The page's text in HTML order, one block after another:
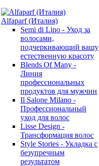
Alfaparf (Италия)
Semi di Lino - Уход за
волосами,
подчеркивающий вашу
естественную красоту
Blends Of Many -
Линия
профессиональных
продуктов для мужчин
Il Salone Milano -
Профессиональный
уход для волос
Lisse Design -
Трансформация волос
Style Stories - Укладка с
безупречным
результатом